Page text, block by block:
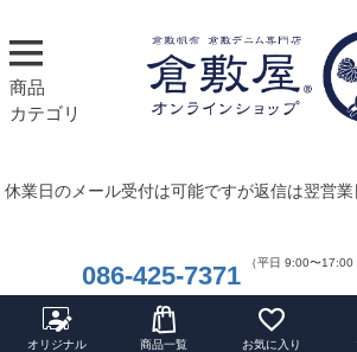
商品
カテゴリ
休業日のメール受付は可能ですが返信は翌営
086-425-7371
（平日 9:00〜
オリジナル
商品一覧 お気に入り